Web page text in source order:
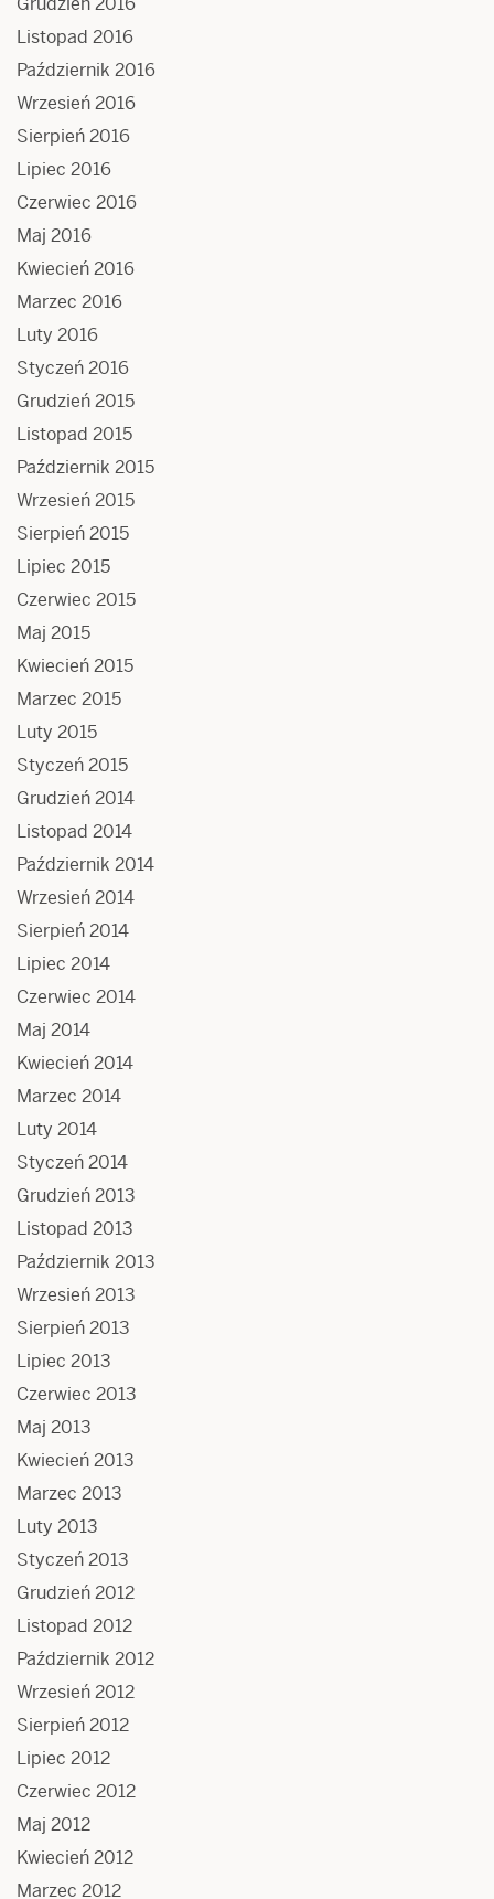
Listopad 2016
Październik 2016
Wrzesień 2016
Sierpień 2016
Lipiec 2016
Czerwiec 2016
Maj 2016
Kwiecień 2016
Marzec 2016
Luty 2016
Styczeń 2016
Grudzień 2015
Listopad 2015
Październik 2015
Wrzesień 2015
Sierpień 2015
Lipiec 2015
Czerwiec 2015
Maj 2015
Kwiecień 2015
Marzec 2015
Luty 2015
Styczeń 2015
Grudzień 2014
Listopad 2014
Październik 2014
Wrzesień 2014
Sierpień 2014
Lipiec 2014
Czerwiec 2014
Maj 2014
Kwiecień 2014
Marzec 2014
Luty 2014
Styczeń 2014
Grudzień 2013
Listopad 2013
Październik 2013
Wrzesień 2013
Sierpień 2013
Lipiec 2013
Czerwiec 2013
Maj 2013
Kwiecień 2013
Marzec 2013
Luty 2013
Styczeń 2013
Grudzień 2012
Listopad 2012
Październik 2012
Wrzesień 2012
Sierpień 2012
Lipiec 2012
Czerwiec 2012
Maj 2012
Kwiecień 2012
Marzec 2012